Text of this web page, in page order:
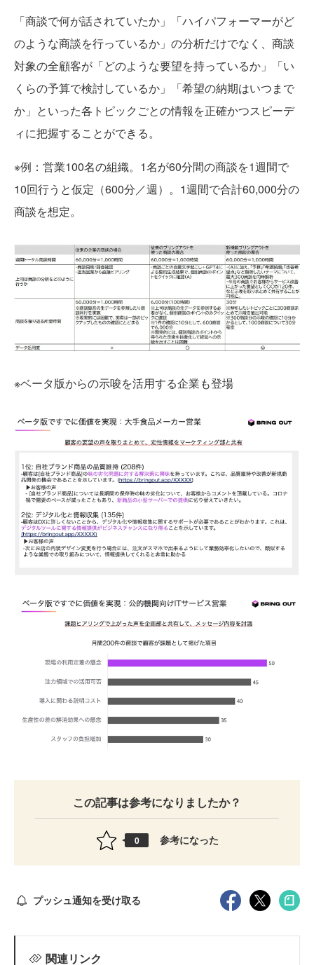
「商談で何が話されていたか」「ハイパフォーマーがど
のような商談を行っているか」の分析だけでなく、商談
対象の全顧客が「どのような要望を持っているか」「い
くらの予算で検討しているか」「希望の納期はいつまで
か」といった各トピックごとの情報を正確かつスピーデ
ィに把握することができる。
※例：営業100名の組織。1名が60分間の商談を1週間で
10回行うと仮定（600分／週）。1週間で合計60,000分の
商談を想定。
※ベータ版からの示唆を活用する企業も登場
この記事は参考になりましたか？
0 参考になった
プッシュ通知を受け取る
関連リンク